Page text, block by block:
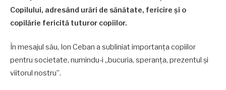
Copilului, adresând urări de sănătate, fericire și o
copilărie fericită tuturor copiilor.
În mesajul său, Ion Ceban a subliniat importanța copiilor
pentru societate, numindu-i „bucuria, speranța, prezentul și
viitorul nostru”.